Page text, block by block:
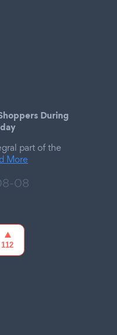
During
part of the
More
08